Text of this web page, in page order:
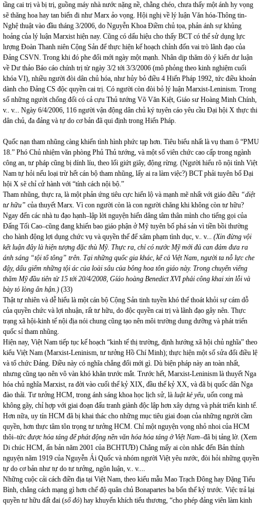
tầng cai trị và bị trị, guồng máy nhà nước nặng nề, chằng chéo, chưa thấy một ánh hy vọng
sẽ thăng hoa hay tan biến đi như Marx ảo vọng. Hội nghị về lý luận Văn hóa-Thông tin-
Nghệ thuật vào đầu tháng 3/2006, do Nguyễn Khoa Điềm chủ tọa, phản ánh sự khủng
hoảng của lý luận Marxist hiện nay. Cũng có dấu hiệu cho thấy BCT có thể sử dụng lực
lượng Đoàn Thanh niên Cộng Sản để thực hiện kế hoạch chỉnh đốn vai trò lãnh đạo của
Đảng CSVN. Trong khi đó phe đổi mới ngày một mạnh. Nhân dịp thăm dò ý kiến dư luận
về Dư thảo Báo cáo chính trị từ ngày 3/2 tới 3/3/2006 (mô phỏng theo kinh nghiệm cuối
khóa VI), nhiều người đòi dân chủ hóa, như hủy bỏ điều 4 Hiến Pháp 1992, tức điều khoản
dành cho Đảng CS độc quyền cai trị. Có người còn đòi bỏ lý luận Marxist-Leninism. Trong
số những người chống đối có cả cựu Thủ tướng Võ Văn Kiệt, Giáo sư Hoàng Minh Chính,
v.. v... Ngày 6/4/2006, 116 người vận động dân chủ ký tuyên cáo yêu cầu Đại hội X thực thi
dân chủ, đa đảng và tự do cơ bản đã qui định trong Hiến Pháp.
Quốc nạn tham nhũng càng khiến tình hình phức tạp hơn. Tiêu biểu nhất là vụ tham ô “PMU
18.” Phó Chủ nhiệm văn phòng Phủ Thủ tướng, và một số viên chức cao cấp trong ngành
công an, tư pháp cũng bị dính líu, theo lối giứt giây, động rừng. (Người hiểu rõ nội tình Việt
Nam tự hỏi nếu loại trừ hết cán bộ tham nhũng, lấy ai ra làm việc?) BCT phải tuyên bố Đại
hội X sẽ chỉ cử hành với “tính cách nội bộ.”
Tham nhũng, thực ra, là một phản ứng tiêu cực hiển lộ và mạnh mẽ nhất với giáo điều “diệt
tư hữu” của thuyết Marx. Vì con người còn là con người chăng khi không còn tư hữu?
Ngay đến các nhà tu đạo hạnh–lập lời nguyện hiến dâng tâm thân mình cho tiếng gọi của
Đấng Tối Cao–cũng đang khiến bao giáo phận ở Mỹ tuyên bố phá sản vì tiền bồi thường
cho hành động lợi dụng chức vụ và quyền thế để xâm phạm tình dục, v.. v... (Xin đừng vội
kết luận đây là hiện tượng đặc thù Mỹ. Thực ra, chỉ có nước Mỹ mới đủ can đảm đưa ra
ánh sáng “tội tổ tông” trên. Tại những quốc gia khác, kể cả Việt Nam, người ta nỗ lực che
đậy, dấu giếm những tội ác của loài sâu của bông hoa tôn giáo này. Trong chuyến viếng
thăm Mỹ đầu tiên từ 15 tới 20/4/2008, Gíáo hoàng Benedict XVI phải công khai xin lỗi và
bày tỏ lòng ân hận.) (33)
Thật tự nhiên và dễ hiểu là một cán bộ Cộng Sản tinh tuyền khó thể thoát khỏi sự cám dỗ
của quyền chức và lợi nhuận, rất tư hữu, do độc quyền cai trị và lãnh đạo gây nên. Thực
trạng xã hội-kinh tế nội địa nói chung cũng tạo nên môi trường dung dưỡng và phát triển
quốc sỉ tham nhũng.
Hiện nay, ViệtNam tiếp tục kế hoạch “kinh tế thị trường, định hướng xã hội chủ nghĩa” theo
kiểu ViệtNam (Marxist-Leninism, tư tưởng Hồ Chí Minh); thực hiện một số sửa đổi điều lệ
và tổ chức Đảng. Điều này có nghĩa chẳng đổi mới gì. Dù biện pháp này an toàn nhất,
nhưng cũng tạo nên vô vàn khó khăn trước mắt. Trước hết, Marxist-Leninism là thuyết Nga
hóa chủ nghĩa Marxist, ra đời vào cuối thế kỷ XIX, đầu thế kỷ XX, và đã bị quốc dân Nga
đào thải. Tư tưởng HCM, trong ánh sáng khoa học lịch sử, là luật kẻ yếu, uốn cong mà
không gãy, chỉ hợp với giai đoạn đấu tranh giành độc lập hơn xây dựng và phát triển kinh tế.
Hơn nữa, uy tín HCM đã bị khai thác cho những mục tiêu giai đoạn của những người cầm
quyền, hơn thực tâm tôn trọng tư tưởng HCM. Chỉ một nguyện vọng nhỏ nhoi của HCM
thôi–tức được hỏa táng để phát động nền văn hóa hỏa táng ở Việt Nam–đã bị tảng lờ. (Xem
Di chúc HCM, ấn bản năm 2001 của BCHTƯĐ) Chẳng mấy ai còn nhắc đến Bản thỉnh
nguyện năm 1919 của Nguyễn Ái Quốc và nhóm người Việt yêu nước, đòi hỏi những quyền
tự do cơ bản như tự do tư tưởng, ngôn luận, v.. v....
Những cuộc cải cách điền địa tại ViệtNam, theo kiểu mẫu Mao Trạch Đông hay Đặng Tiểu
Bình, chẳng cách mạng gì hơn chế độ quân chủ Bonapartes ba bốn thế kỷ trước. Việc trả lại
quyền tư hữu đất đai (sổ đỏ) hay khuyến khích tiểu thương, “cho phép đảng viên làm kinh